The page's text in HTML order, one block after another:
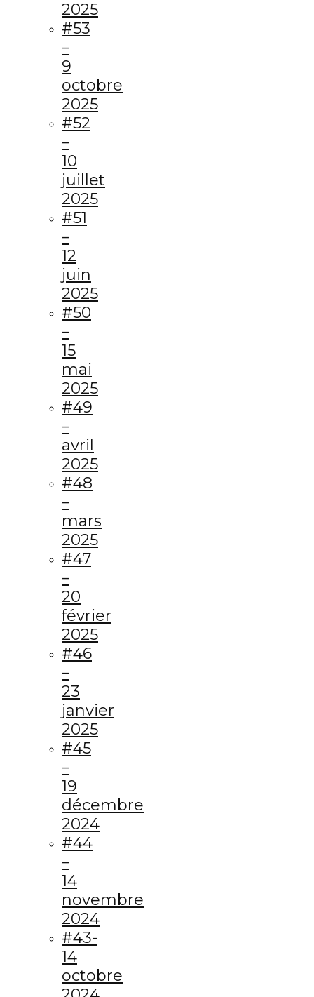
2025
#53
–
9
octobre
2025
#52
–
10
juillet
2025
#51
–
12
juin
2025
#50
–
15
mai
2025
#49
–
avril
2025
#48
–
mars
2025
#47
–
20
février
2025
#46
–
23
janvier
2025
#45
–
19
décembre
2024
#44
–
14
novembre
2024
#43-
14
octobre